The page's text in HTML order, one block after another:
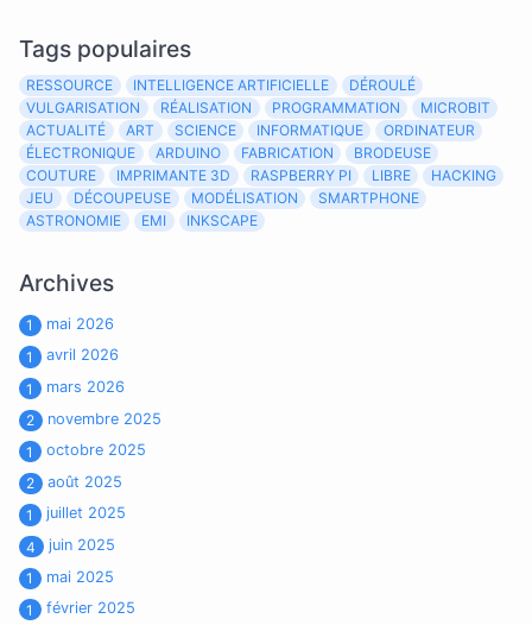
Tags populaires
RESSOURCE INTELLIGENCE ARTIFICIELLE
DÉROULÉ
VULGARISATION
RÉALISATION PROGRAMMATION
MICROBIT
ACTUALITÉ
ART SCIENCE INFORMATIQUE
ORDINATEUR
ÉLECTRONIQUE
ARDUINO FABRICATION
BRODEUSE
COUTURE
IMPRIMANTE 3D RASPBERRY PI LIBRE
HACKING
JEU
DÉCOUPEUSE MODÉLISATION
SMARTPHONE
ASTRONOMIE
EMI INKSCAPE
Archives
1
mai 2026
1
avril 2026
1
mars 2026
2
novembre 2025
1
octobre 2025
2
août 2025
1
juillet 2025
4
juin 2025
1
mai 2025
1
février 2025